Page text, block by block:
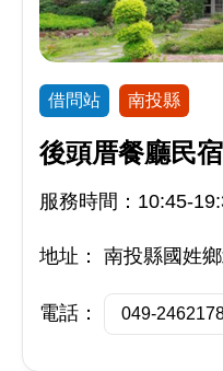
借問站 南投縣
後頭厝餐廳民宿
服務時間：10:45-
地址： 南投縣國姓
電話： 049-